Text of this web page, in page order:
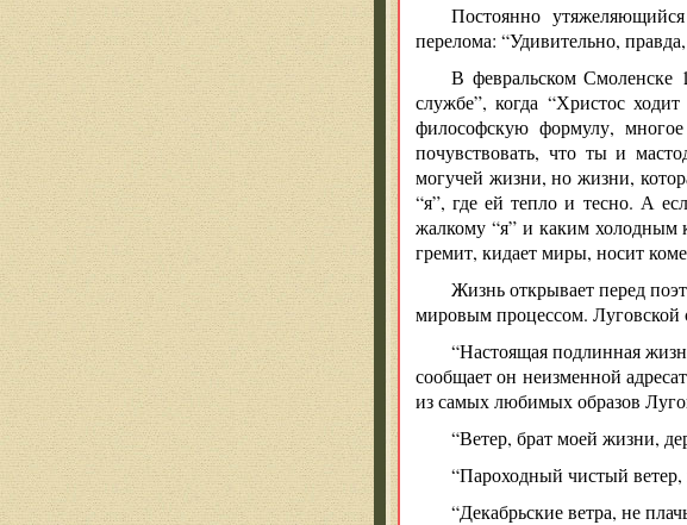
Постоянно
перелома: “Удивительно,
В февральском Смоленске
службе”, когда “Христос
философскую формулу,
почувствовать, что ты и
могучей жизни, но жизни,
“я”, где ей тепло и тесно. А
жалкому “я” и каким холодным
гремит, кидает миры, носит
Жизнь открывает перед
мировым процессом. Луговской
“Настоящая подлинная
сообщает он неизменной
из самых любимых образов
“Ветер, брат моей жизни,
“Пароходный чистый ветер,
“Декабрьские ветра, не